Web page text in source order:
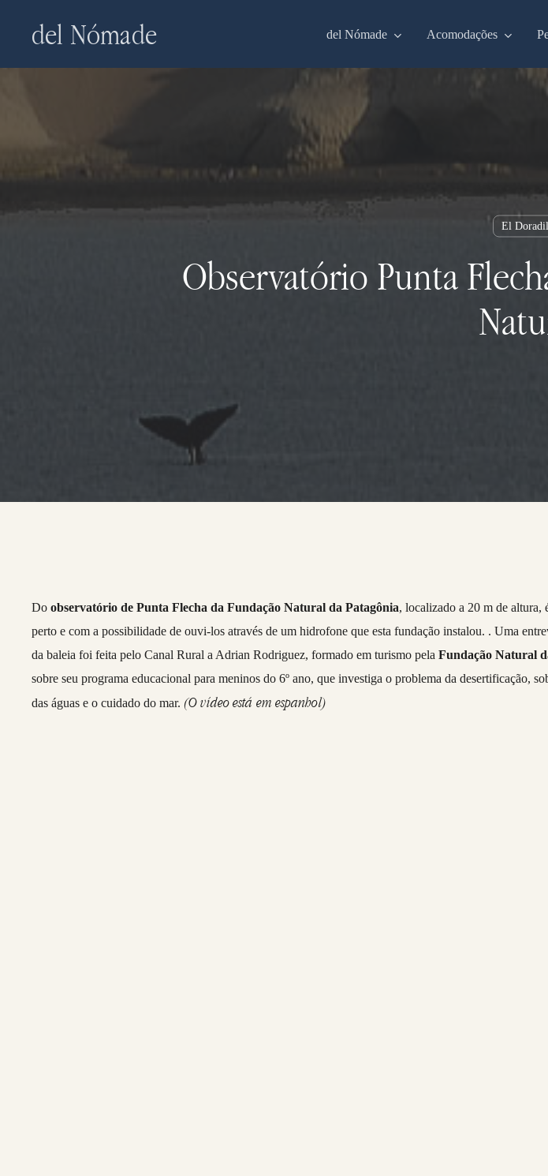
content
del Nómade del Nómade Acomodações
El
Observatório Punta
Doobservatório de Punta Flecha da Fundação Natural da Patagônia, localizado a 20 m de altura,
perto e com a possibilidade de ouvi-los através de um hidrofone que esta fundação instalou. . Uma
da baleia foi feita pelo Canal Rural a Adrian Rodriguez, formado em turismo pelaFundação Natural
sobre seu programa educacional para meninos do 6º ano, que investiga o problema da desertificação,
das águas e o cuidado do mar.(O vídeo está em espanhol)